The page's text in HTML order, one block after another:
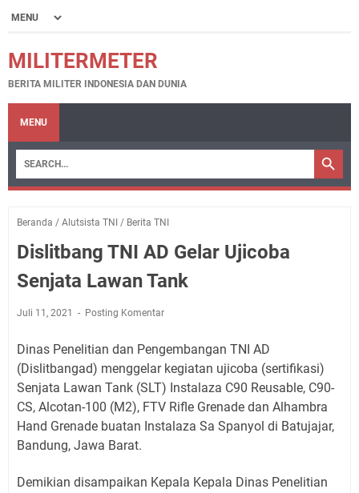
MILITERMETER
BERITA MILITER INDONESIA DAN DUNIA
MENU
Beranda / Alutsista TNI / Berita TNI
Dislitbang TNI AD Gelar Ujicoba
Senjata Lawan Tank
Juli 11, 2021 Posting Komentar
Dinas Penelitian dan Pengembangan TNI AD
(Dislitbangad) menggelar kegiatan ujicoba (sertifikasi)
Senjata Lawan Tank (SLT) Instalaza C90 Reusable, C90-
CS, Alcotan-100 (M2), FTV Rifle Grenade dan Alhambra
Hand Grenade buatan Instalaza Sa Spanyol di Batujajar,
Bandung, Jawa Barat.
Demikian disampaikan Kepala Kepala Dinas Penelitian